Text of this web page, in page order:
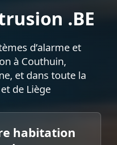
.BE
d’alarme et
à Couthuin,
et dans toute la
de Liège
habitation